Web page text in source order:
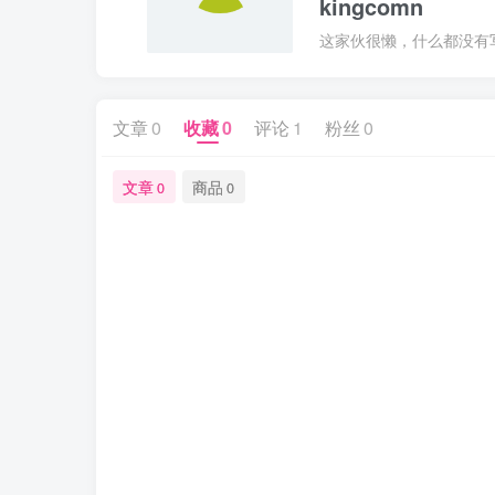
这家伙很懒，什么都没有
文章0 收藏0 评论 1 粉丝 0
文章0 商品 0